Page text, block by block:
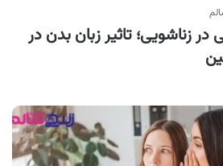
در زناشویی؛ تاثیر زبان بدن در